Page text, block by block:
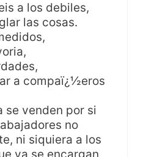
a los debiles,
las cosas.
a compaï¿½eros
se venden por si
no
ni siquiera a los